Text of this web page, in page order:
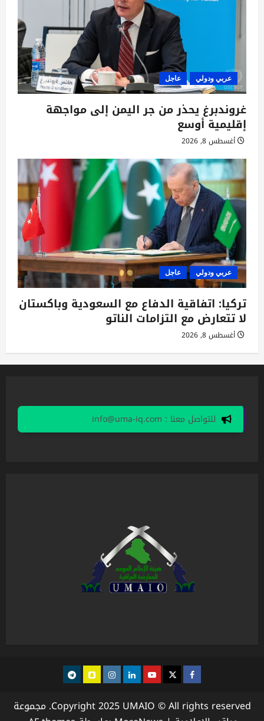
عربي ودولي عاجل
غروندبرغ يحذر من جر اليمن إلى مواجهة
إقليمية أوسع
أغسطس 8, 2026
عربي ودولي عاجل
تركيا: اتفاقية الدفاع مع السعودية وباكستان
لا تتعارض مع التزامات الناتو
أغسطس 8, 2026
للتواصل معنا : info@uma-iq.com
facebook
Twitter
youtube
Linkedin
instagram
snapchat
Telegram
Copyright 2025 UMAIO © All rights reserved. مجموعة